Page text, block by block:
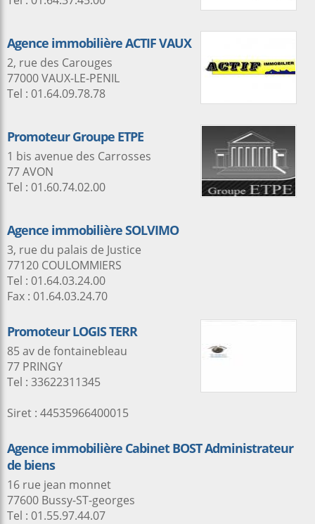
Agence immobilière ACTIF VAUX
2, rue des Carouges
77000 VAUX-LE-PENIL
Tel : 01.64.09.78.78
Promoteur Groupe ETPE
1 bis avenue des Carrosses
77 AVON
Tel : 01.60.74.02.00
Agence immobilière SOLVIMO
3, rue du palais de Justice
77120 COULOMMIERS
Tel : 01.64.03.24.00
Fax : 01.64.03.24.70
Promoteur LOGIS TERR
85 av de fontainebleau
77 PRINGY
Tel : 33622311345
Siret : 44535966400015
Agence immobilière Cabinet BOST Administrateur
de biens
16 rue jean monnet
77600 Bussy-ST-georges
Tel : 01.55.97.44.07